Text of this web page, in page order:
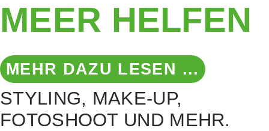
MEER HELFEN
MEHR DAZU LESEN ...
STYLING, MAKE-UP,
FOTOSHOOT UND MEHR.